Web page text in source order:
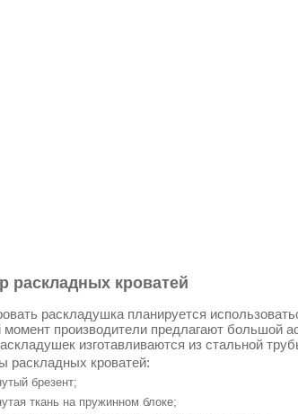
раскладных кроватей
раскладушка планируется
производители предлагают большой
изготавливаются из стальной
раскладных кроватей:
брезент;
ткань на пружинном блоке;